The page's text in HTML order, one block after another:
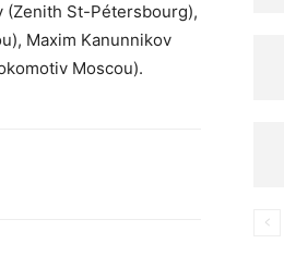
(Zenith St-Pétersbourg),
Maxim Kanunnikov
Moscou).